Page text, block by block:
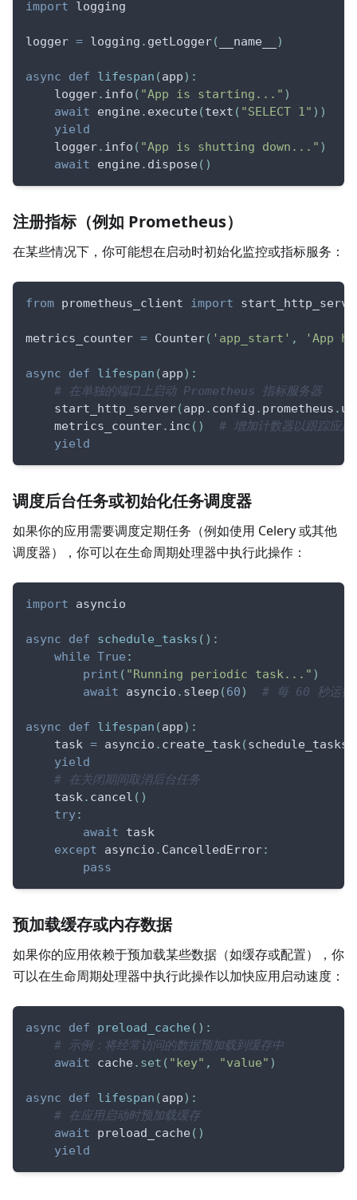
import logging
logger = logging . getLogger( __name__ )
async def lifespan (app) :
    logger
. info ( "App is starting..." )
await engine . execute (text ( "SELECT 1" ) )
yield
    logger
. info ( "App is shutting down..." )
await engine . dispose ( )
注册指标（例如 Prometheus）
在某些情况下，你可能想在启动时初始化监控或指标服务：
from prometheus_client import
metrics_counter = Counter( 'app_start' , 'App
async def lifespan (app) :
# 在单独的端口上启动 Prometheus 指标服务器
    start_http_server
(app . config . prometheus .
    metrics_counter
. inc ( )
# 增加计数器以跟踪应用
yield
调度后台任务或初始化任务调度器
如果你的应用需要调度定期任务（例如使用 Celery 或其他
调度器），你可以在生命周期处理器中执行此操作：
import asyncio
async def schedule_tasks ( ) :
while True :
print ( "Running periodic task..." )
await asyncio . sleep (60) # 每 60 秒运行
async def lifespan (app) :
    task
= asyncio . create_task(schedule_tasks
yield
# 在关闭期间取消后台任务
    task
. cancel ( )
try:
await task
except asyncio . CancelledError:
pass
预加载缓存或内存数据
如果你的应用依赖于预加载某些数据（如缓存或配置），你
可以在生命周期处理器中执行此操作以加快应用启动速度：
async def preload_cache ( ) :
# 示例：将经常访问的数据预加载到缓存中
await cache . set ( "key" , "value" )
async def lifespan (app) :
# 在应用启动时预加载缓存
await preload_cache ( )
yield